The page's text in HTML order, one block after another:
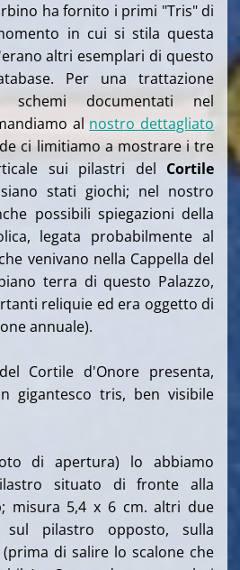
ha fornito i primi "Tris" di
in cui si stila questa
altri esemplari di questo
Per una trattazione
schemi documentati nel
al nostro dettagliato
ci limitiamo a mostrare i tre
sui pilastri del Cortile
stati giochi; nel nostro
possibili spiegazioni della
legata probabilmente al
venivano nella Cappella del
terra di questo Palazzo,
reliquie ed era oggetto di
annuale).
Cortile d'Onore presenta,
gigantesco tris, ben visibile
di apertura) lo abbiamo
situato di fronte alla
misura 5,4 x 6 cm. altri due
pilastro opposto, sulla
di salire lo scalone che